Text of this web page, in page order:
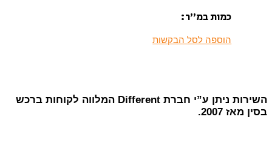
כמות במ”ר:
הוספה לסל הבקשות
השירות ניתן ע”י חברת Different המלווה לקוחות ברכש
בסין מאז 2007.